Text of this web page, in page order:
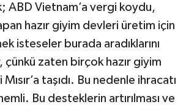
ABD Vietnam’a vergi koydu,
hazır giyim devleri üretim için
isteseler burada aradıklarını
çünkü zaten birçok hazır giyim
taşıdı. Bu nedenle ihracatı
Bu desteklerin artırılması ve